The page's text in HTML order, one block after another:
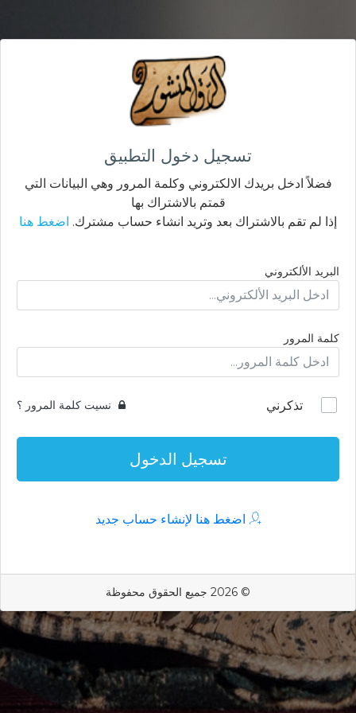
تسجيل دخول التطبيق
فضلاً ادخل بريدك الالكتروني وكلمة المرور وهي البيانات التي
قمتم بالاشتراك بها
إذا لم تقم بالاشتراك بعد وتريد انشاء حساب مشترك. اضغط هنا
البريد الألكتروني
كلمة المرور
تذكرني نسيت كلمة المرور ؟
تسجيل الدخول
اضغط هنا لإنشاء حساب جديد
© 2026 جميع الحقوق محفوظة